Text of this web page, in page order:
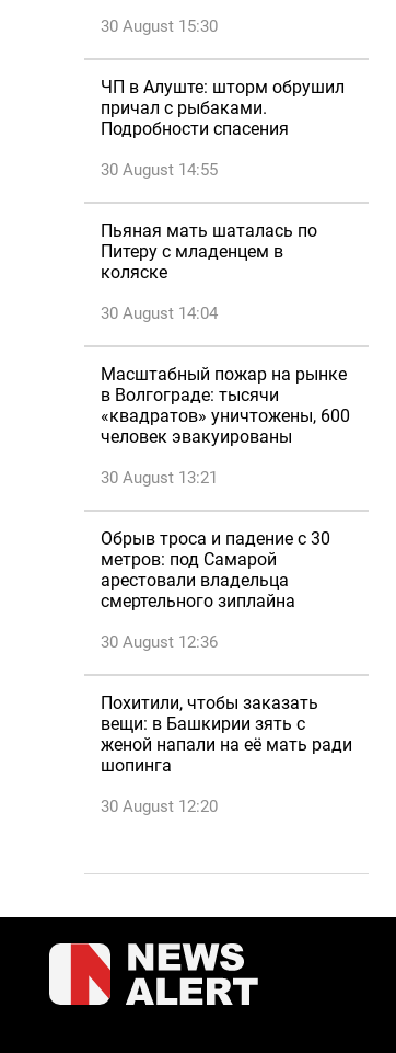
30 August 15:30
ЧП в Алуште: шторм обрушил
причал с рыбаками.
Подробности спасения
30 August 14:55
Пьяная мать шаталась по
Питеру с младенцем в
коляске
30 August 14:04
Масштабный пожар на рынке
в Волгограде: тысячи
«квадратов» уничтожены, 600
человек эвакуированы
30 August 13:21
Обрыв троса и падение с 30
метров: под Самарой
арестовали владельца
смертельного зиплайна
30 August 12:36
Похитили, чтобы заказать
вещи: в Башкирии зять с
женой напали на её мать ради
шопинга
30 August 12:20